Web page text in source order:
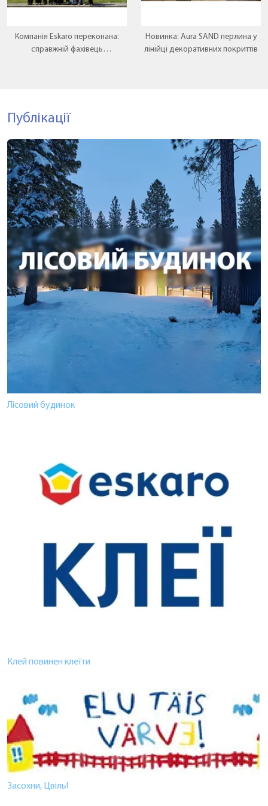
Компанія Eskaro переконана:
справжній фахівець
Новинка: Aura SAND перлина у
лінійці декоративних покриттів
Публікації
Лісовий будинок
Клей повинен клеїти
Засохни, Цвіль!